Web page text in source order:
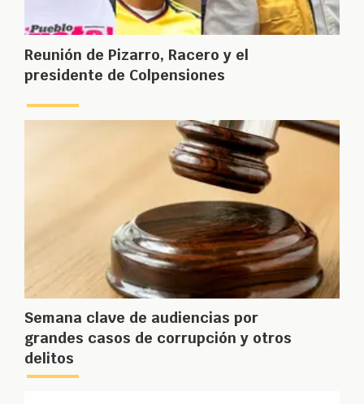
Reunión de Pizarro, Racero y el
presidente de Colpensiones
Semana clave de audiencias por
grandes casos de corrupción y otros
delitos